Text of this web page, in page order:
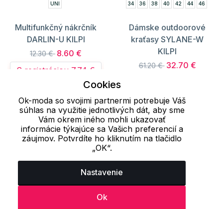
UNI
Multifunkčný nákrčník
DARLIN-U KILPI
12.30 € 8.60 €
S registráciou 7.74 €
34 36 38 40 42 44 46
Dámske outdoorové
kraťasy SYLANE-W
KILPI
61.20 € 32.70 €
Načítať ďalších 24 položiek
1 2 3 .. 45 46 47
Naposledy prezerané produkty
Cookies
Ok-moda so svojimi partnermi potrebuje Váš
súhlas na využitie jednotlivých dát, aby sme
Vám okrem iného mohli ukazovať
informácie týkajúce sa Vašich preferencií a
záujmov. Potvrdíte ho kliknutím na tlačidlo
„OK“.
Nastavenie
Ok